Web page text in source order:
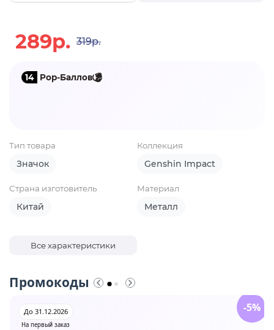
289р. 319р.
14 Pop-Баллов
Тип товара
Значок
Коллекция
Genshin Impact
Страна изготовитель
Китай
Материал
Металл
Все характеристики
Промокоды
На первый заказ
До 31.12.2026 -5%